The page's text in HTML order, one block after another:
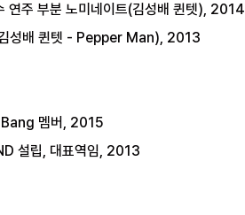
연주 부분 노미네이트(김성배 퀸텟), 2014
김성배 퀸텟 - Pepper Man), 2013
Bang 멤버, 2015
설립, 대표역임, 2013